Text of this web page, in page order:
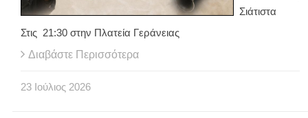
Σιάτιστα
Στις 21:30 στην Πλατεία Γεράνειας
Διαβάστε Περισσότερα
23 Ιούλιος 2026